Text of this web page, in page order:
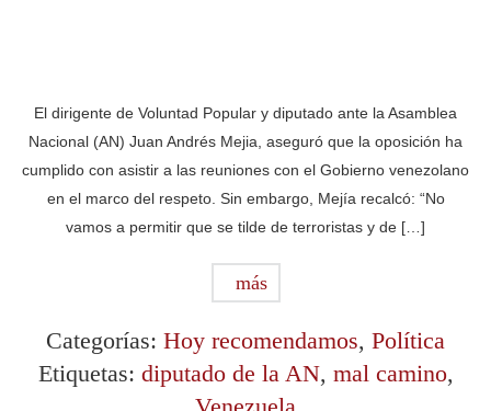
El dirigente de Voluntad Popular y diputado ante la Asamblea
Nacional (AN) Juan Andrés Mejia, aseguró que la oposición ha
cumplido con asistir a las reuniones con el Gobierno venezolano
en el marco del respeto. Sin embargo, Mejía recalcó: “No
vamos a permitir que se tilde de terroristas y de […]
más
Categorías: Hoy recomendamos, Política
Etiquetas: diputado de la AN, mal camino,